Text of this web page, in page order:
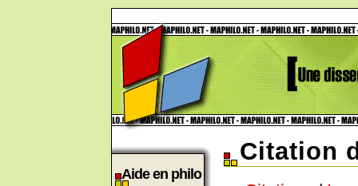
Aide en philo
Citation